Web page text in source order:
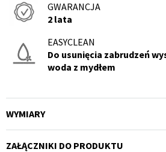
GWARANCJA
2 lata
EASYCLEAN
Do usunięcia zabrudzeń
woda z mydłem
WYMIARY
ZAŁĄCZNIKI DO PRODUKTU